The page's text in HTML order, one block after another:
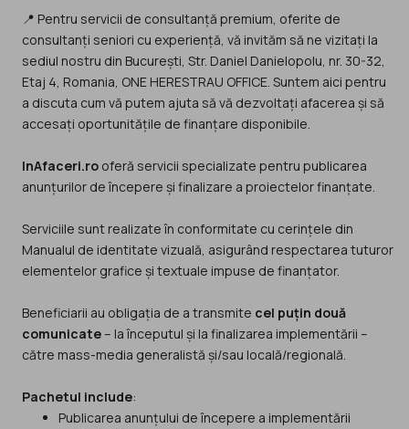
📍 Pentru servicii de consultanță premium, oferite de
consultanți seniori cu experiență, vă invităm să ne vizitați la
sediul nostru din București, Str. Daniel Danielopolu, nr. 30-32,
Etaj 4, Romania, ONE HERESTRAU OFFICE. Suntem aici pentru
a discuta cum vă putem ajuta să vă dezvoltați afacerea și să
accesați oportunitățile de finanțare disponibile.
InAfaceri.ro oferă servicii specializate pentru publicarea
anunțurilor de începere și finalizare a proiectelor finanțate.
Serviciile sunt realizate în conformitate cu cerințele din
Manualul de identitate vizuală, asigurând respectarea tuturor
elementelor grafice și textuale impuse de finanțator.
Beneficiarii au obligația de a transmite cel puțin două
comunicate – la începutul și la finalizarea implementării –
către mass-media generalistă și/sau locală/regională.
Pachetul include:
Publicarea anunțului de începere a implementării